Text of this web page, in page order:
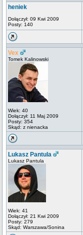
heniek
Dołączył: 09 Kwi 2009
Posty: 140
Vex
Tomek Kalinowski
Wiek: 40
Dołączył: 11 Maj 2009
Posty: 354
Skąd: z nienacka
Lukasz Pantula
Lukasz Pantula
Wiek: 41
Dołączył: 21 Kwi 2009
Posty: 279
Skąd: Warszawa/Sonina